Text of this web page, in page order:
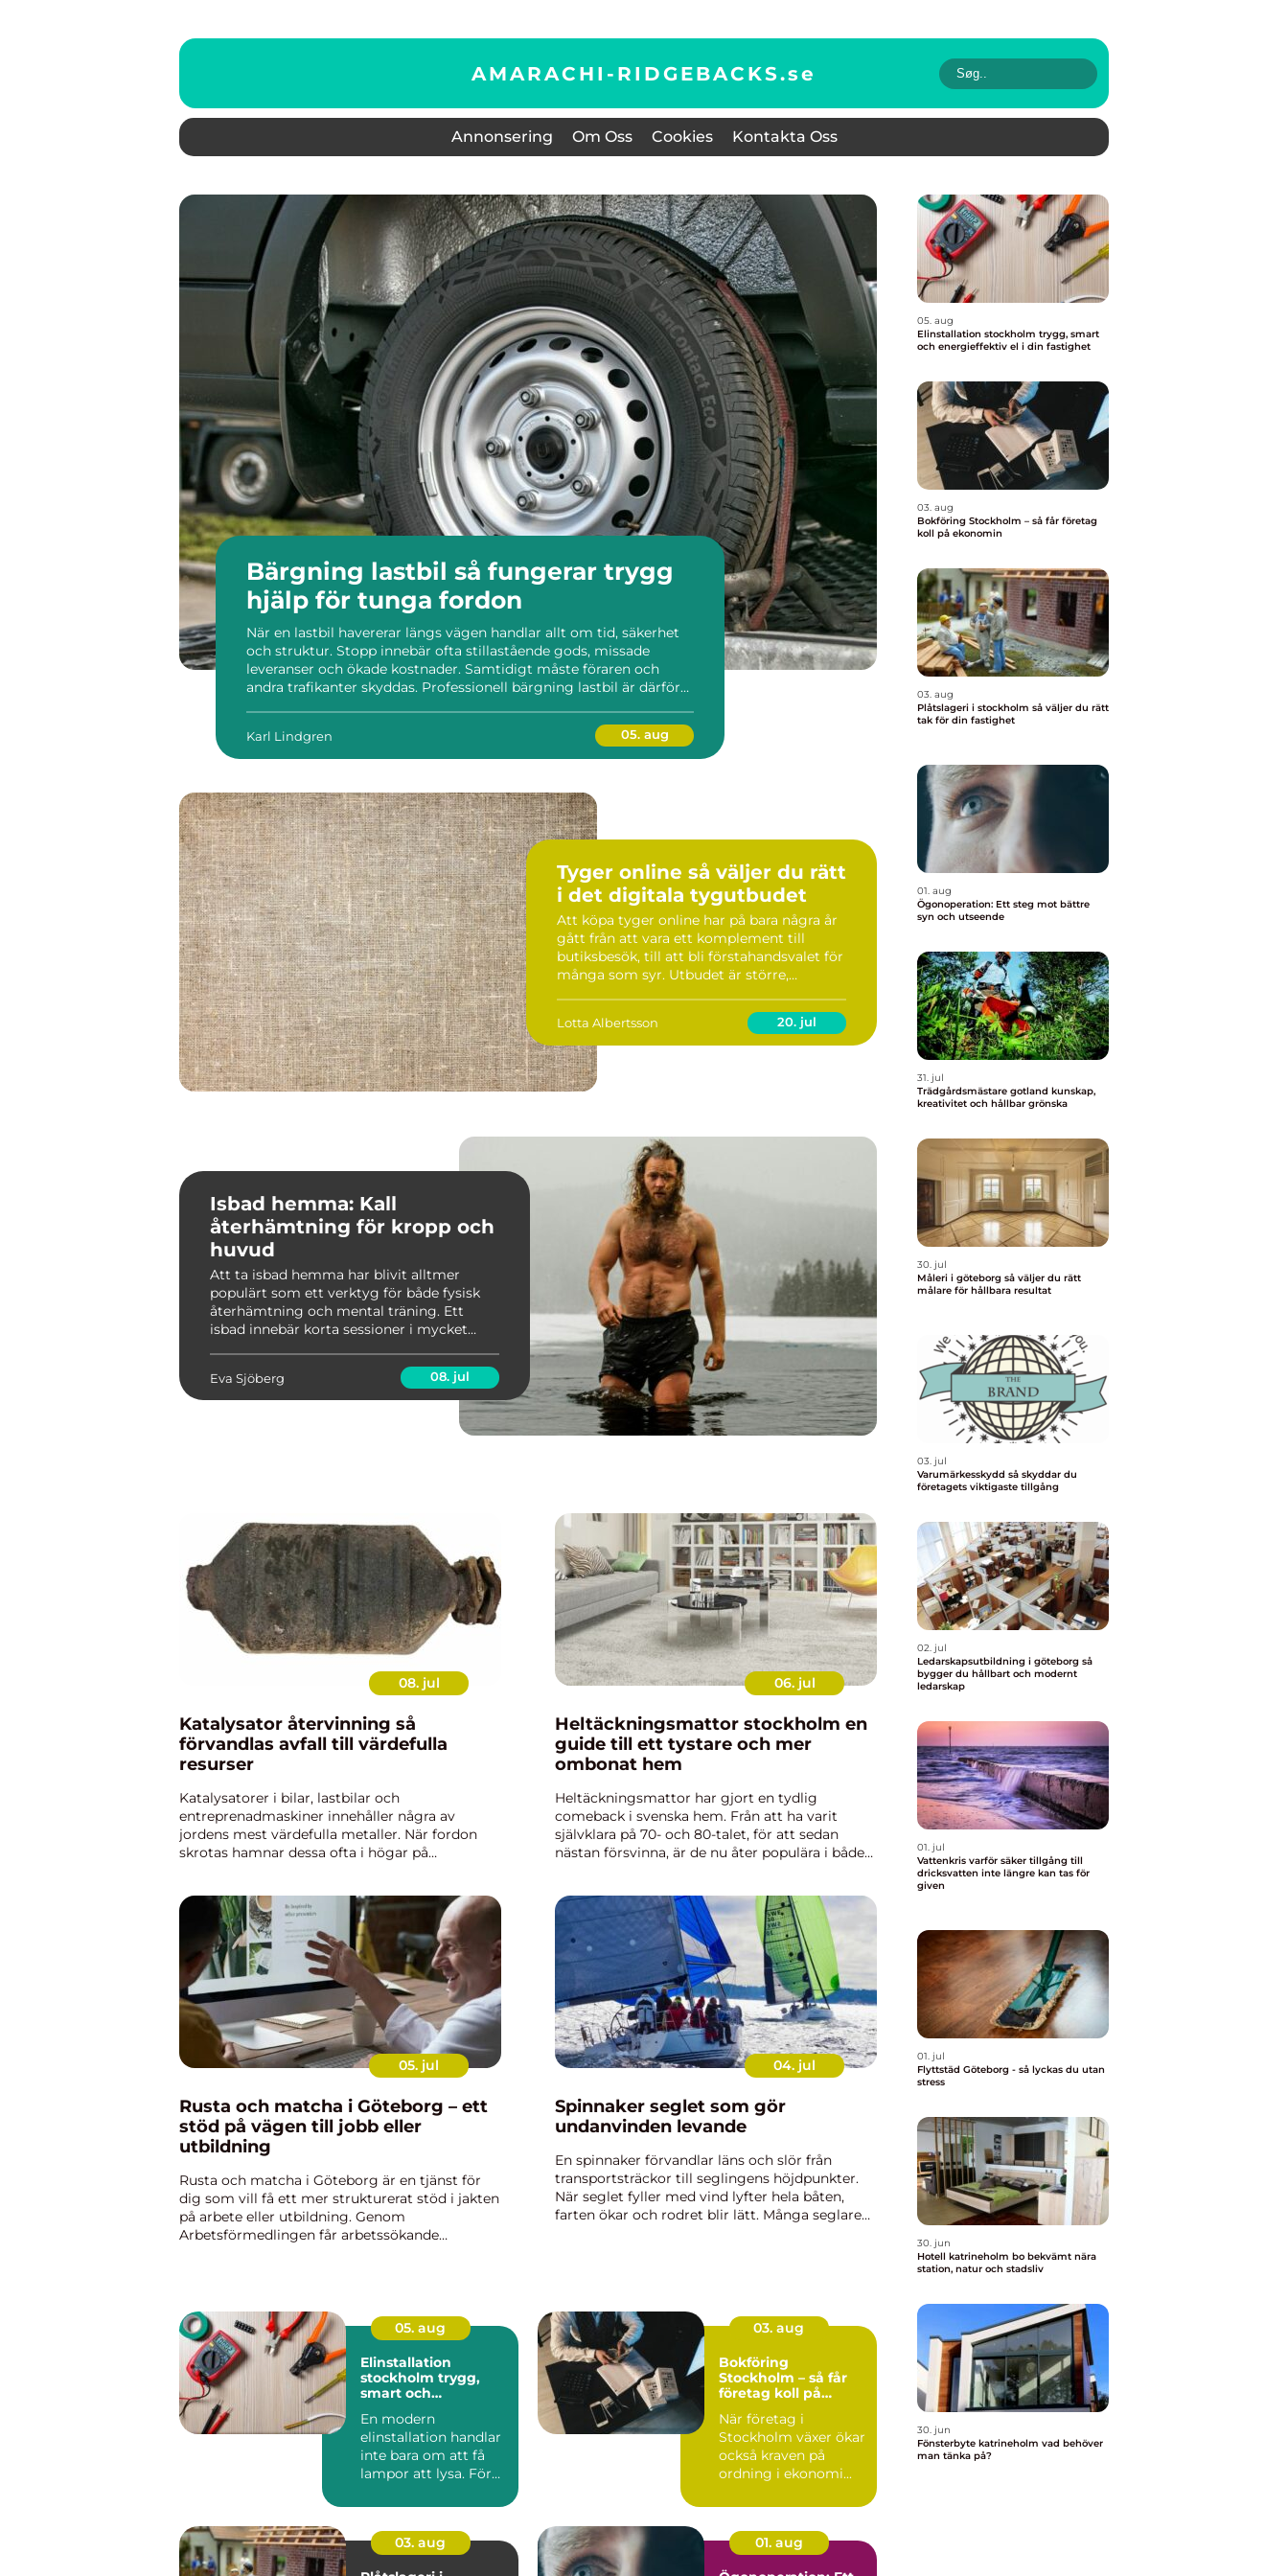
AMARACHI-RIDGEBACKS.se
Annonsering Om Oss Cookies Kontakta Oss
Bärgning lastbil så fungerar trygg
hjälp för tunga fordon
När en lastbil havererar längs vägen handlar allt om tid, säkerhet
och struktur. Stopp innebär ofta stillastående gods, missade
leveranser och ökade kostnader. Samtidigt måste föraren och
andra trafikanter skyddas. Professionell bärgning lastbil är därför
Karl Lindgren 05. aug
Tyger online så väljer du rätt
i det digitala tygutbudet
Att köpa tyger online har på bara några år
gått från att vara ett komplement till
butiksbesök, till att bli förstahandsvalet för
många som syr. Utbudet är större,
kvalitet och mönster i lugn och ro.
Samtidigt k...
Lotta Albertsson 20. jul
Isbad hemma: Kall
återhämtning för kropp och
huvud
Att ta isbad hemma har blivit alltmer
populärt som ett verktyg för både fysisk
återhämtning och mental träning. Ett
isbad innebär korta sessioner i mycket
Eva Sjöberg 08. jul
08. jul
Katalysator återvinning så
förvandlas avfall till värdefulla
resurser
Katalysatorer i bilar, lastbilar och
entreprenadmaskiner innehåller några av
jordens mest värdefulla metaller. När fordon
skrotas hamnar dessa ofta i högar på
minska ...
06. jul
Heltäckningsmattor stockholm en
guide till ett tystare och mer
ombonat hem
Heltäckningsmattor har gjort en tydlig
comeback i svenska hem. Från att ha varit
självklara på 70- och 80-talet, för att sedan
nästan försvinna, är de nu åter populära i både
05. jul
Rusta och matcha i Göteborg – ett
stöd på vägen till jobb eller
utbildning
Rusta och matcha i Göteborg är en tjänst för
dig som vill få ett mer strukturerat stöd i jakten
på arbete eller utbildning. Genom
Arbetsförmedlingen får arbetssökande
04. jul
Spinnaker seglet som gör
undanvinden levande
En spinnaker förvandlar läns och slör från
transportsträckor till seglingens höjdpunkter.
När seglet fyller med vind lyfter hela båten,
farten ökar och rodret blir lätt. Många seglare
05. aug
Elinstallation
stockholm trygg,
smart och
din fastighet
En modern
elinstallation handlar
inte bara om att få
lampor att lysa. För
fastighetsägar...
03. aug
Bokföring
Stockholm – så får
företag koll på
När företag i
Stockholm växer ökar
också kraven på
ordning i ekonomi...
03. aug
01. aug
05. aug
Elinstallation stockholm trygg, smart
och energieffektiv el i din fastighet
03. aug
Bokföring Stockholm – så får företag
koll på ekonomin
03. aug
Plåtslageri i stockholm så väljer du rätt
tak för din fastighet
01. aug
Ögonoperation: Ett steg mot bättre
syn och utseende
31. jul
Trädgårdsmästare gotland kunskap,
kreativitet och hållbar grönska
30. jul
Måleri i göteborg så väljer du rätt
målare för hållbara resultat
03. jul
Varumärkesskydd så skyddar du
företagets viktigaste tillgång
02. jul
Ledarskapsutbildning i göteborg så
bygger du hållbart och modernt
ledarskap
01. jul
Vattenkris varför säker tillgång till
dricksvatten inte längre kan tas för
given
01. jul
Flyttstäd Göteborg - så lyckas du utan
stress
30. jun
Hotell katrineholm bo bekvämt nära
station, natur och stadsliv
30. jun
Fönsterbyte katrineholm vad behöver
man tänka på?